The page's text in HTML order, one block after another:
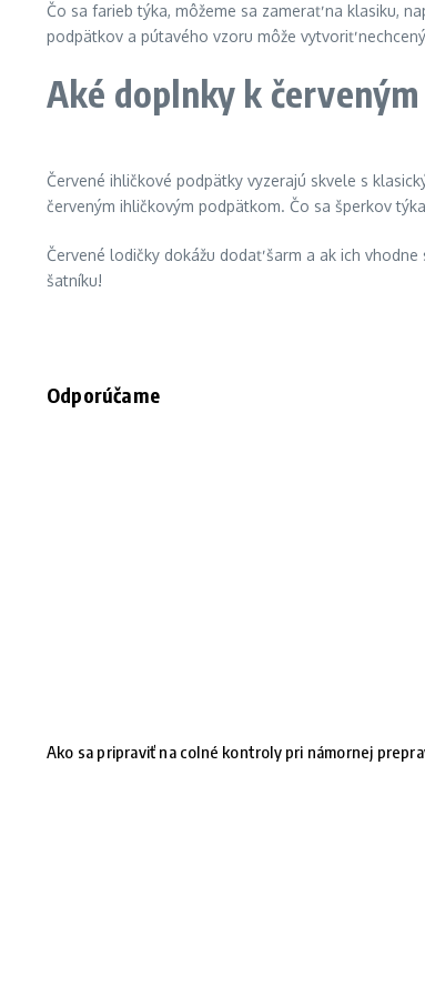
Čo sa farieb týka, môžeme sa zamerať na klasiku,
podpätkov a pútavého vzoru môže vytvoriť
Aké doplnky k
Červené ihličkové podpätky vyzerajú skvele s
červeným ihličkovým podpätkom. Čo sa šperkov
Červené lodičky dokážu dodať šarm a ak ich
šatníku!
Odporúčame
Ako sa pripraviť na colné kontroly pri námornej